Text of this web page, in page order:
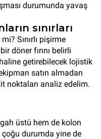
durumunda yavaş
sınırları
Sınırlı pişirme
döner fırını belirli
getirebilecek lojistik
satın almadan
noktaları analiz edelim.
üstü hem de kolon
durumda yine de